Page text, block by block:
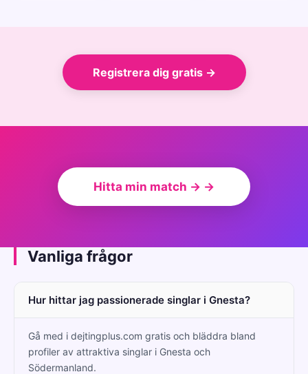
Registrera dig gratis →
Hitta min match → →
Vanliga frågor
Hur hittar jag passionerade singlar i Gnesta?
Gå med i dejtingplus.com gratis och bläddra bland
profiler av attraktiva singlar i Gnesta och
Södermanland.